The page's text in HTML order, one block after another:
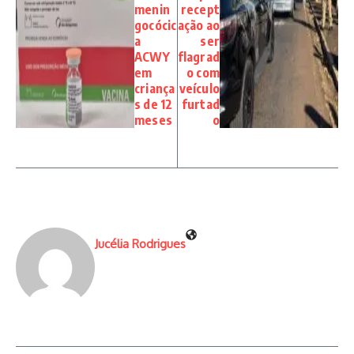
menin
gocócic
a
ACWY
em
criança
s de 12
meses
recept
ação ao
ser
flagrad
o com
veículo
furtad
o
Jucélia Rodrigues